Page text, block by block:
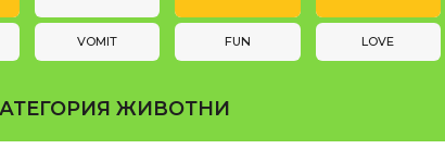
VOMIT FUN LOVE
ЖИВОТНИ